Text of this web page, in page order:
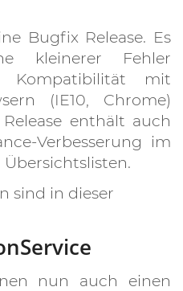
Bugfix Release. Es
kleinerer Fehler
mit
(IE10, Chrome)
enthält auch
Verbesserung im
sind in dieser
nun auch einen